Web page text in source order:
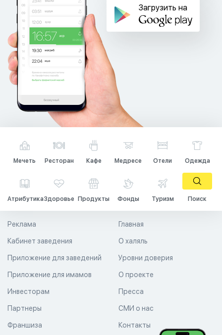
Загрузить на
Мечеть Ресторан Кафе Медресе Отели Одежда
АтрибутикаЗдоровье Продукты Фонды Туризм Поиск
Главная
О халяль
Уровни доверия
Реклама
Кабинет заведения
Приложение для заведений
Приложение для имамов О проекте
Пресса
СМИ о нас
Контакты
Инвесторам
Партнеры
Франшиза